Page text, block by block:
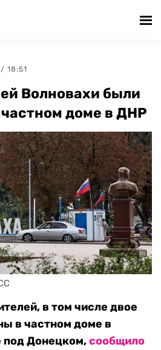
/ 18:51
Волновахи были
доме в ДНР
в том числе двое
в частном доме в
под Донецком,сообщило